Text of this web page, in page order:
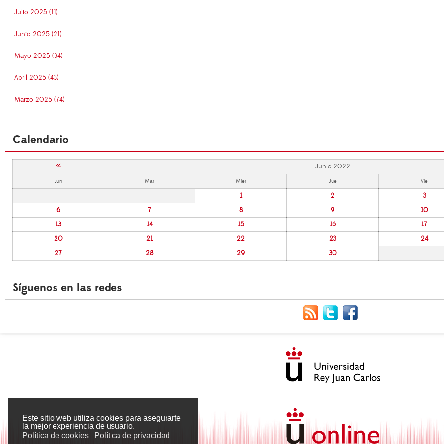
Este sitio web utiliza cookies para asegurarte
la mejor experiencia de usuario.
Política de cookies
Política de privacidad
Julio 2025 (11)
Junio 2025 (21)
Mayo 2025 (34)
Abril 2025 (43)
Marzo 2025 (74)
Calendario
« Junio 2022
Lun Mar Mier Jue Vie
1 2 3
6
7 8 9 10
13
14 15 16 17
20
21 22 23 24
27
28 29 30
Síguenos en las redes